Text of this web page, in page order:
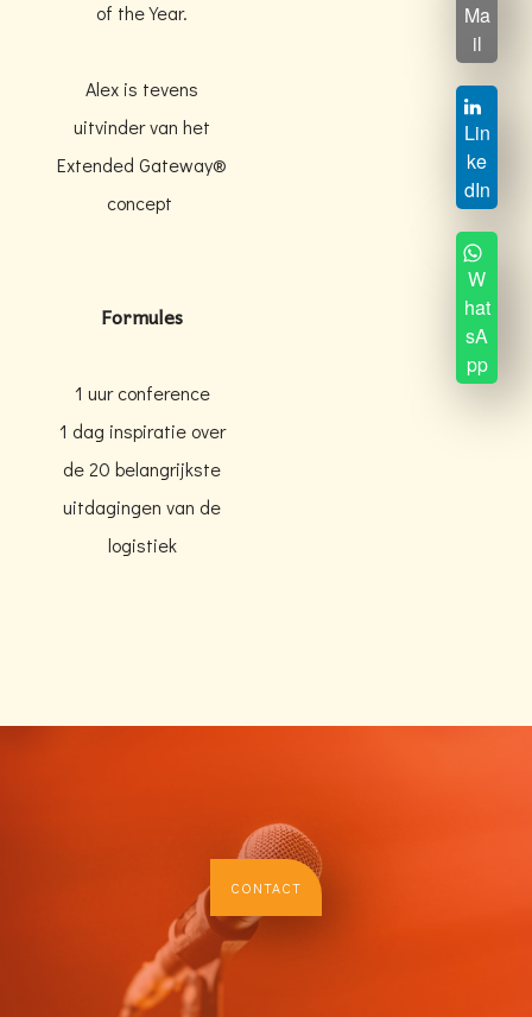
of the Year.
Alex is tevens
uitvinder van het
Extended Gateway®
concept
Formules
1 uur conference
1 dag inspiratie over
de 20 belangrijkste
uitdagingen van de
logistiek
Ma
il
Lin
ke
dIn
W
hat
sA
pp
CONTACT